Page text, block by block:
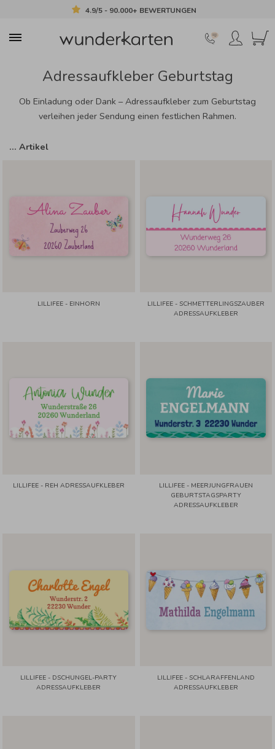
4.9/5 - 90.000+ BEWERTUNGEN
Adressaufkleber Geburtstag
Ob Einladung oder Dank – Adressaufkleber zum Geburtstag
verleihen jeder Sendung einen festlichen Rahmen.
… Artikel
LILLIFEE - EINHORN
LILLIFEE - SCHMETTERLINGSZAUBER
ADRESSAUFKLEBER
LILLIFEE - REH ADRESSAUFKLEBER
LILLIFEE - MEERJUNGFRAUEN
GEBURTSTAGSPARTY
ADRESSAUFKLEBER
LILLIFEE - DSCHUNGEL-PARTY
ADRESSAUFKLEBER
LILLIFEE - SCHLARAFFENLAND
ADRESSAUFKLEBER